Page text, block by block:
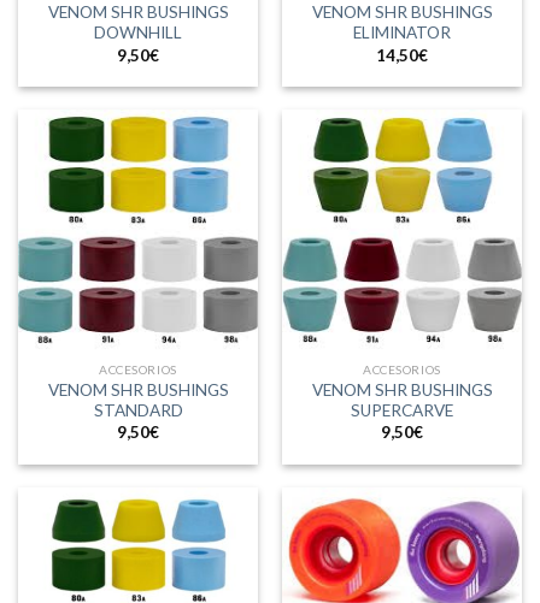
VENOM SHR BUSHINGS
DOWNHILL
9,50€
VENOM SHR BUSHINGS
ELIMINATOR
14,50€
ACCESORIOS
VENOM SHR BUSHINGS
STANDARD
9,50€
ACCESORIOS
VENOM SHR BUSHINGS
SUPERCARVE
9,50€